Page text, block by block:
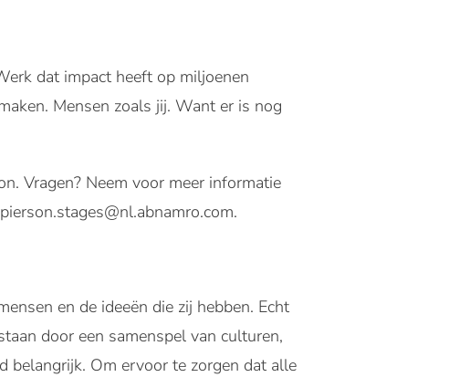
dat impact heeft op miljoenen
Mensen zoals jij. Want er is nog
Vragen? Neem voor meer informatie
en de ideeën die zij hebben. Echt
door een samenspel van culturen,
belangrijk. Om ervoor te zorgen dat alle